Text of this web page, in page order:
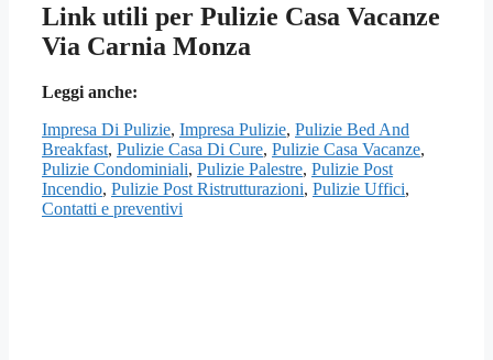
Link utili per Pulizie Casa Vacanze
Via Carnia Monza
Leggi anche:
Impresa Di Pulizie, Impresa Pulizie, Pulizie Bed And
Breakfast, Pulizie Casa Di Cure, Pulizie Casa Vacanze,
Pulizie Condominiali, Pulizie Palestre, Pulizie Post
Incendio, Pulizie Post Ristrutturazioni, Pulizie Uffici,
Contatti e preventivi